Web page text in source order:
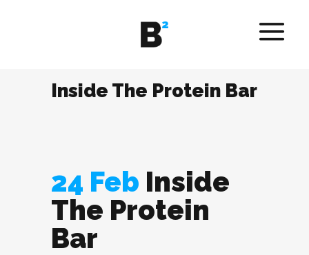
Inside The Protein Bar
24 Feb Inside
The Protein
Bar